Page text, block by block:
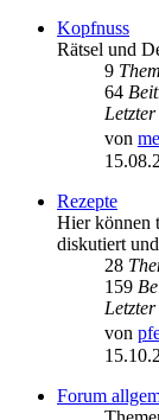
Kopfnuss
Rätsel und
9
64
von
Rezepte
Hier können
diskutiert
28
159
von
Forum